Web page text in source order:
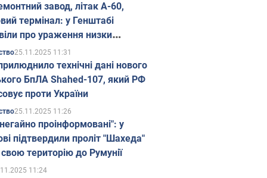
завод, літак А-60,
термінал: у Генштабі
про ураження низки
об'єктів Росії
25.11.2025 11:31
технічні дані нового
БпЛА Shahed-107, який РФ
проти України
25.11.2025 11:26
проінформовані": у
підтвердили проліт "Шахеда"
територію до Румунії
11:24